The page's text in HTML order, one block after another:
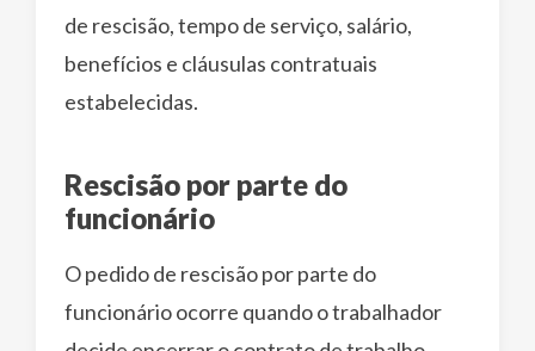
de rescisão, tempo de serviço, salário,
benefícios e cláusulas contratuais
estabelecidas.
Rescisão por parte do
funcionário
O pedido de rescisão por parte do
funcionário ocorre quando o trabalhador